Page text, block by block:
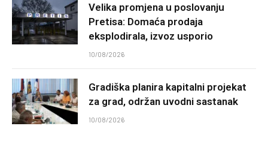
Velika promjena u poslovanju
Pretisa: Domaća prodaja
eksplodirala, izvoz usporio
10/08/2026
Gradiška planira kapitalni projekat
za grad, održan uvodni sastanak
10/08/2026